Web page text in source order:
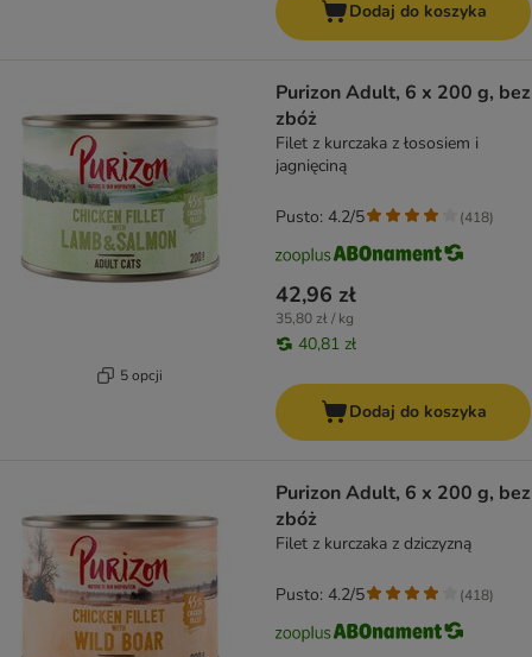
Dodaj do koszyka
5 opcji
Purizon Adult, 6 x 200 g, bez
zbóż
Filet z kurczaka z łososiem i
jagnięciną
42,96 zł
35,80 zł / kg
40,81 zł
Pusto: 4.2/5 (418)
Dodaj do koszyka
Purizon Adult, 6 x 200 g, bez
zbóż
Filet z kurczaka z dziczyzną
Pusto: 4.2/5 (418)